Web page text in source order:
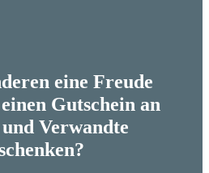
eine Freude
Gutschein an
Verwandte